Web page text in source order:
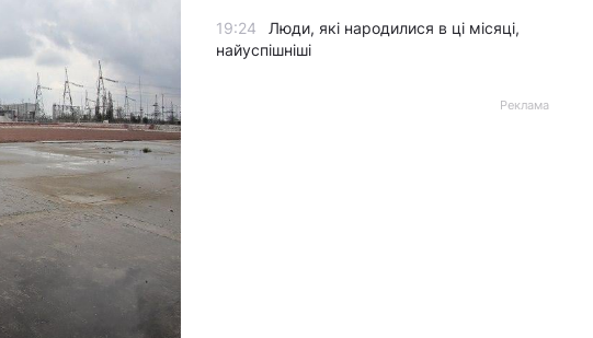
19:24
Люди, які народилися в ці місяці,
найуспішніші
Реклама